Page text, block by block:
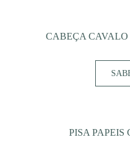
CABEÇA
PISA PAPEIS